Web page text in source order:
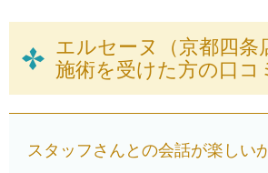
エルセーヌ（京都四条
施術を受けた方の口コ
スタッフさんとの会話が楽しい